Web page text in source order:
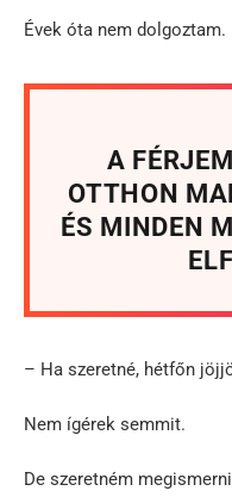
Évek óta nem dolgoztam.
A
OTTHON
ÉS MINDEN
– Ha szeretné, hétfőn
Nem ígérek semmit.
De szeretném